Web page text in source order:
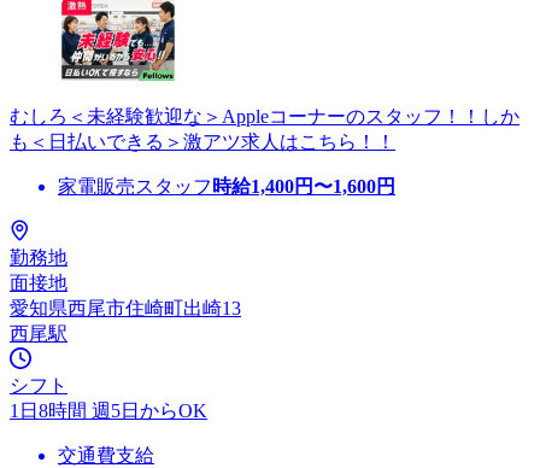
むしろ＜未経験歓迎な＞Appleコーナーのスタッフ！！しか
も＜日払いできる＞激アツ求人はこちら！！
家電販売スタッフ 時給1,400円〜1,600円
勤務地
面接地
愛知県西尾市住崎町出崎13
西尾駅
シフト
1日8時間 週5日からOK
交通費支給